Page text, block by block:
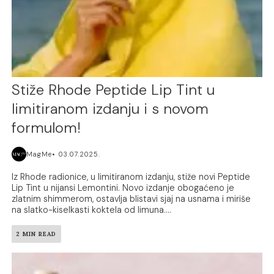
Stiže Rhode Peptide Lip Tint u
limitiranom izdanju i s novom
formulom!
MagMe 03.07.2025.
Iz Rhode radionice, u limitiranom izdanju, stiže novi Peptide
Lip Tint u nijansi Lemontini. Novo izdanje obogaćeno je
zlatnim shimmerom, ostavlja blistavi sjaj na usnama i miriše
na slatko-kiselkasti koktela od limuna....
2 MIN READ